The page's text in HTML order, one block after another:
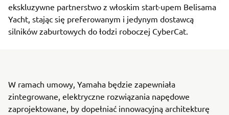
ekskluzywne partnerstwo z włoskim start-upem Belisama
Yacht, stając się preferowanym i jedynym dostawcą
silników zaburtowych do łodzi roboczej CyberCat.
W ramach umowy, Yamaha będzie zapewniała
zintegrowane, elektryczne rozwiązania napędowe
zaprojektowane, by dopełniać innowacyjną architekturę